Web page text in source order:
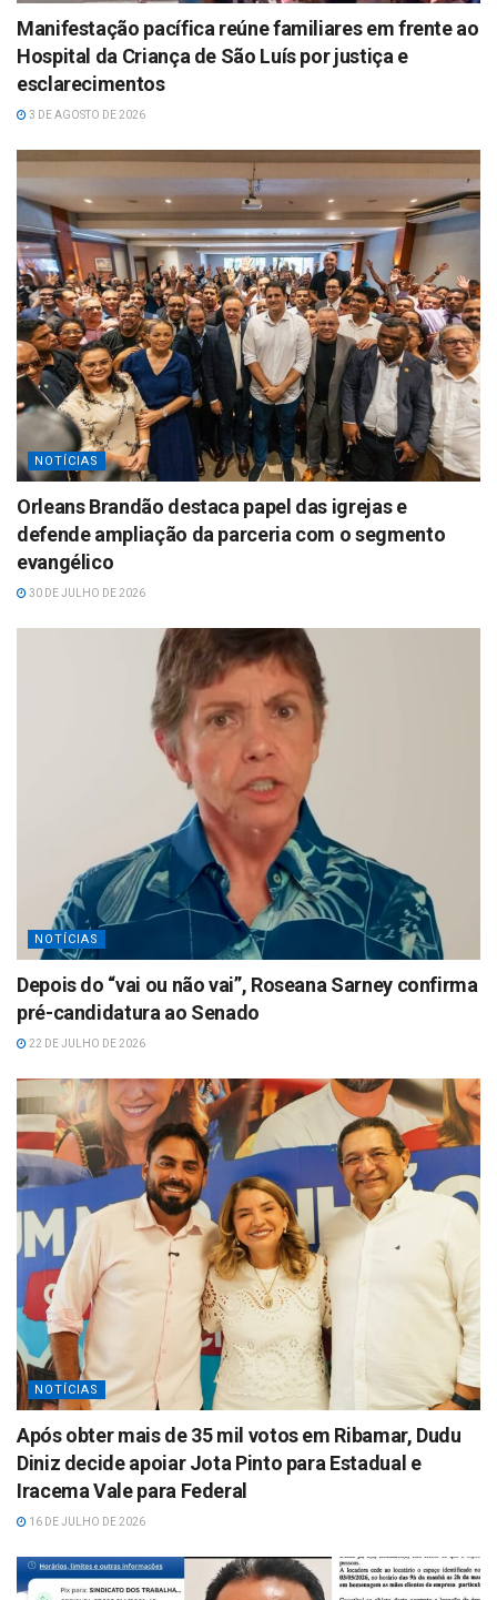
Manifestação pacífica reúne familiares em frente ao
Hospital da Criança de São Luís por justiça e
esclarecimentos
3 DE AGOSTO DE 2026
NOTÍCIAS
Orleans Brandão destaca papel das igrejas e
defende ampliação da parceria com o segmento
evangélico
30 DE JULHO DE 2026
NOTÍCIAS
Depois do “vai ou não vai”, Roseana Sarney confirma
pré-candidatura ao Senado
22 DE JULHO DE 2026
NOTÍCIAS
Após obter mais de 35 mil votos em Ribamar, Dudu
Diniz decide apoiar Jota Pinto para Estadual e
Iracema Vale para Federal
16 DE JULHO DE 2026